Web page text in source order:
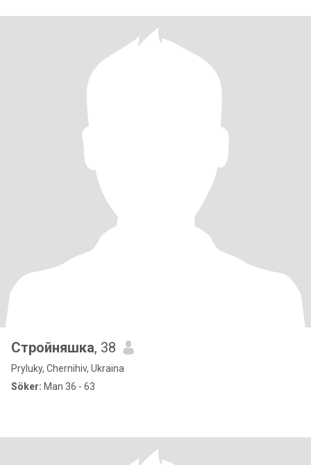
Стройняшка, 38
Pryluky, Chernihiv, Ukraina
Söker: Man 36 - 63